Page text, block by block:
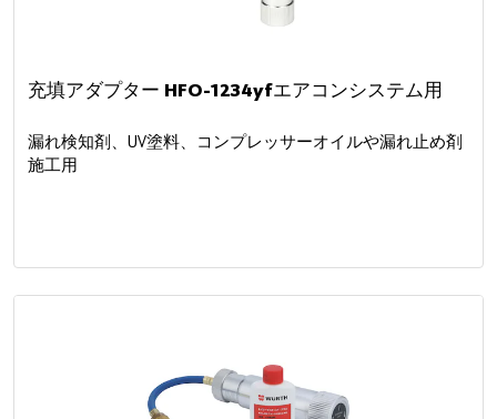
充填アダプター HFO-1234yfエアコンシステム用
漏れ検知剤、UV塗料、コンプレッサーオイルや漏れ止め剤
施工用